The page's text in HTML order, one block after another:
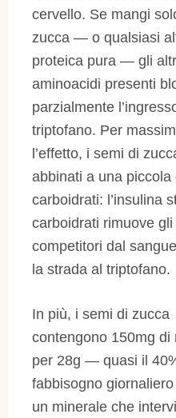
cervello. Se mangi
zucca — o qualsiasi
proteica pura — gli
aminoacidi presenti
parzialmente
triptofano. Per
l’effetto, i semi di
abbinati a una piccola
carboidrati: l’insulina
carboidrati rimuove
competitori dal
la strada al triptofano.
In più, i semi di zucca
contengono 150mg di
per 28g — quasi il
fabbisogno
un minerale che